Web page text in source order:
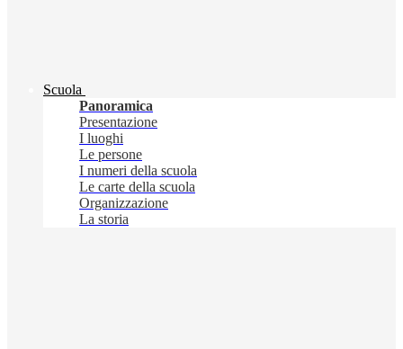
Scuola
Panoramica
Presentazione
I luoghi
Le persone
I numeri della scuola
Le carte della scuola
Organizzazione
La storia